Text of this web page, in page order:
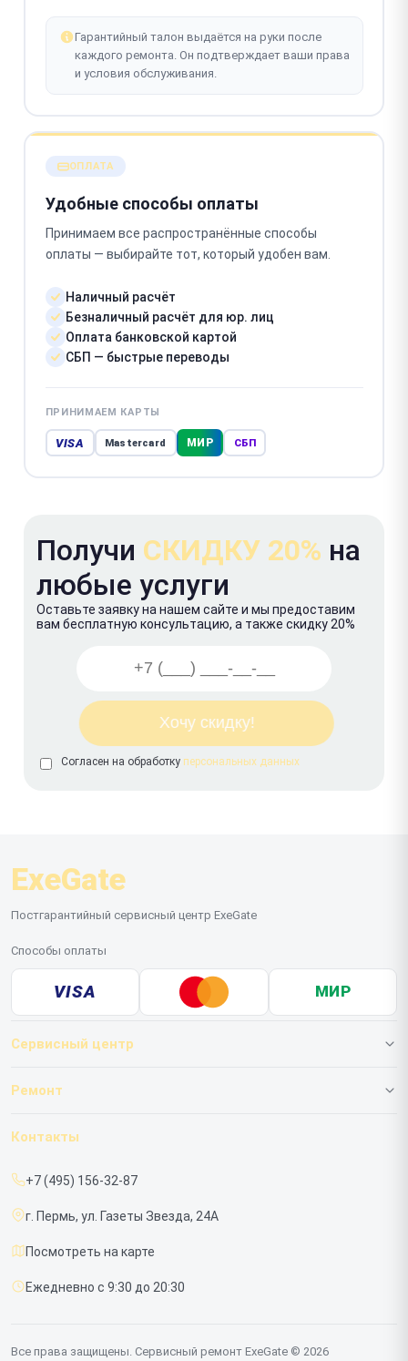
Гарантийный талон выдаётся на руки после
каждого ремонта. Он подтверждает ваши права
и условия обслуживания.
ОПЛАТА
Удобные способы оплаты
Принимаем все распространённые способы
оплаты — выбирайте тот, который удобен вам.
Наличный расчёт
Безналичный расчёт для юр. лиц
Оплата банковской картой
СБП — быстрые переводы
ПРИНИМАЕМ КАРТЫ
VISA Mastercard МИР СБП
Получи СКИДКУ 20% на
любые услуги
Оставьте заявку на нашем сайте и мы предоставим
вам бесплатную консультацию, а также скидку 20%
Согласен на обработку персональных данных
ExeGate
Постгарантийный сервисный центр ExeGate
Способы оплаты
VISA МИР
Сервисный центр
О нашем сервисе
Срочный ремонт
Доставка и способы оплаты
Диагностика
Контакты
Ремонт
ИБП
Контакты
+7 (495) 156-32-87
г. Пермь, ул. Газеты Звезда, 24А
Посмотреть на карте
Ежедневно с 9:30 до 20:30
Все права защищены. Сервисный ремонт ExeGate © 2026